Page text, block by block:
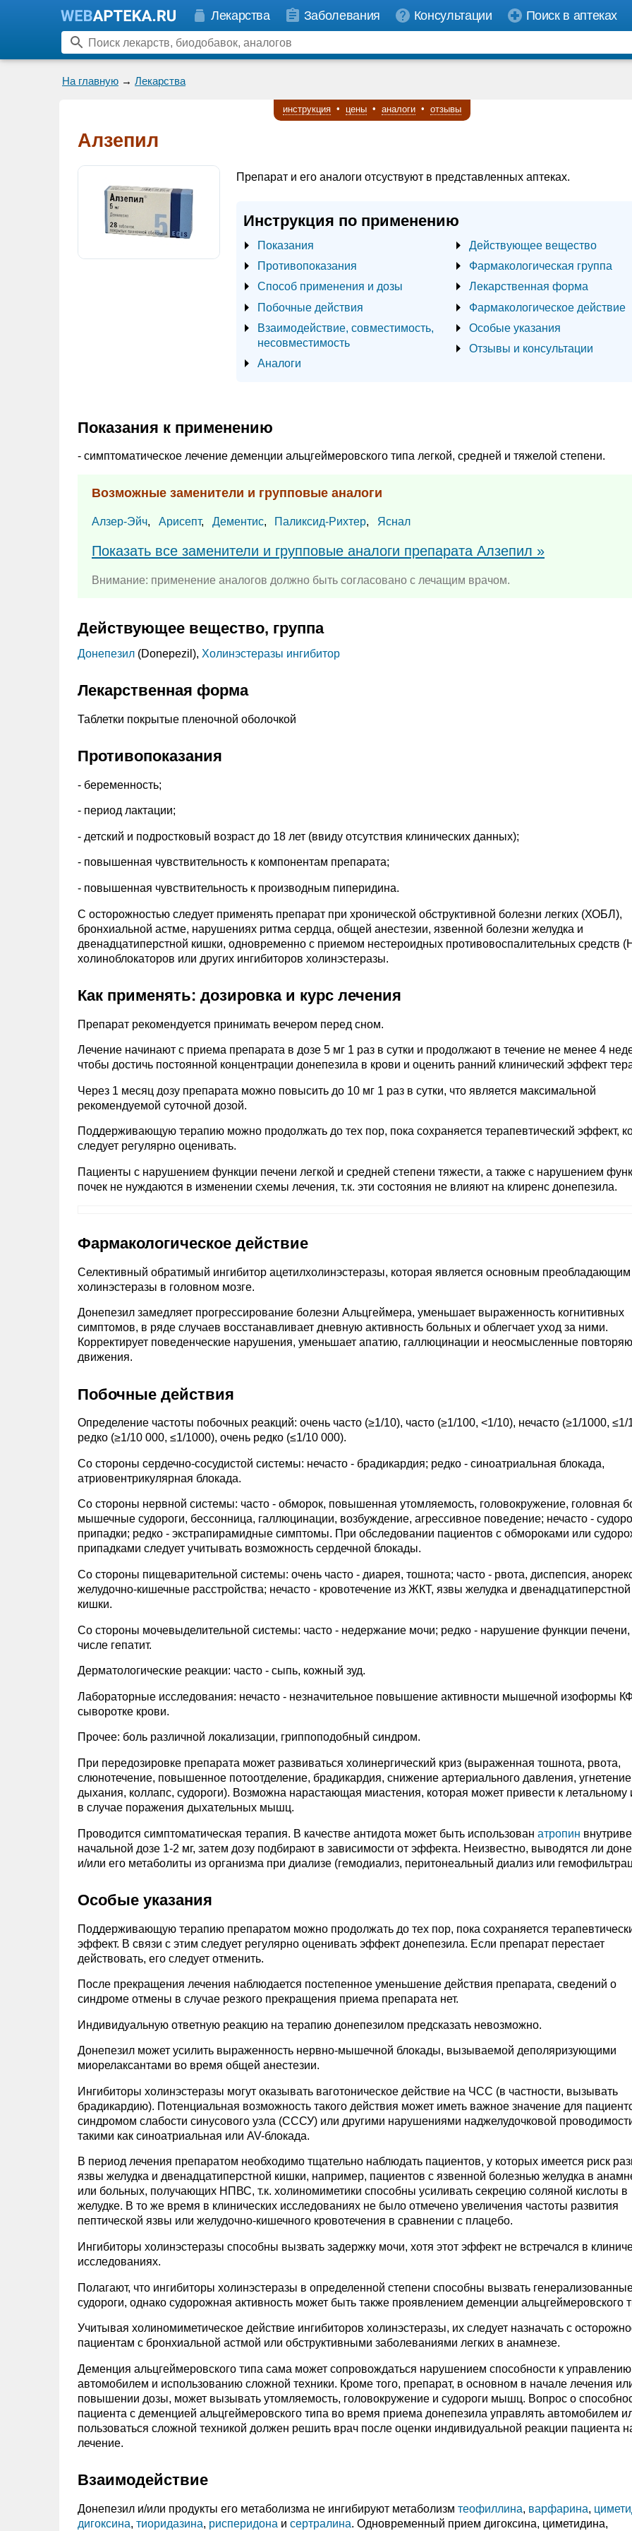
Лекарства Заболевания Консультации Поиск в аптеках
На главную → Лекарства
инструкция • цены • аналоги • отзывы
Алзепил
Препарат и его аналоги отсуствуют в представленных аптеках.
Инструкция по применению
Показания
Противопоказания
Способ применения и дозы
Побочные действия
Взаимодействие, совместимость,
несовместимость
Аналоги
Действующее вещество
Фармакологическая группа
Лекарственная форма
Фармакологическое действие
Особые указания
Отзывы и консультации
Показания к применению
- симптоматическое лечение деменции альцгеймеровского типа легкой, средней и тяжелой степени.
Возможные заменители и групповые аналоги
Алзер-Эйч, Арисепт, Дементис, Паликсид-Рихтер, Яснал
Показать все заменители и групповые аналоги препарата Алзепил »
Внимание: применение аналогов должно быть согласовано с лечащим врачом.
Действующее вещество, группа
Донепезил (Donepezil), Холинэстеразы ингибитор
Лекарственная форма
Таблетки покрытые пленочной оболочкой
Противопоказания
- беременность;
- период лактации;
- детский и подростковый возраст до 18 лет (ввиду отсутствия клинических данных);
- повышенная чувствительность к компонентам препарата;
- повышенная чувствительность к производным пиперидина.
С осторожностью следует применять препарат при хронической обструктивной болезни легких (ХОБЛ),
бронхиальной астме, нарушениях ритма сердца, общей анестезии, язвенной болезни желудка и
двенадцатиперстной кишки, одновременно с приемом нестероидных противовоспалительных средств
холиноблокаторов или других ингибиторов холинэстеразы.
Как применять: дозировка и курс лечения
Препарат рекомендуется принимать вечером перед сном.
Лечение начинают с приема препарата в дозе 5 мг 1 раз в сутки и продолжают в течение не менее 4
чтобы достичь постоянной концентрации донепезила в крови и оценить ранний клинический эффект
Через 1 месяц дозу препарата можно повысить до 10 мг 1 раз в сутки, что является максимальной
рекомендуемой суточной дозой.
Поддерживающую терапию можно продолжать до тех пор, пока сохраняется терапевтический эффект,
следует регулярно оценивать.
Пациенты с нарушением функции печени легкой и средней степени тяжести, а также с нарушением
почек не нуждаются в изменении схемы лечения, т.к. эти состояния не влияют на клиренс донепезила.
Фармакологическое действие
Селективный обратимый ингибитор ацетилхолинэстеразы, которая является основным
холинэстеразы в головном мозге.
Донепезил замедляет прогрессирование болезни Альцгеймера, уменьшает выраженность когнитивных
симптомов, в ряде случаев восстанавливает дневную активность больных и облегчает уход за ними.
Корректирует поведенческие нарушения, уменьшает апатию, галлюцинации и неосмысленные
движения.
Побочные действия
Определение частоты побочных реакций: очень часто (≥1/10), часто (≥1/100, <1/10), нечасто (≥1/1000, ≤1/
редко (≥1/10 000, ≤1/1000), очень редко (≤1/10 000).
Со стороны сердечно-сосудистой системы: нечасто - брадикардия; редко - синоатриальная блокада,
атриовентрикулярная блокада.
Со стороны нервной системы: часто - обморок, повышенная утомляемость, головокружение, головная
мышечные судороги, бессонница, галлюцинации, возбуждение, агрессивное поведение; нечасто -
припадки; редко - экстрапирамидные симптомы. При обследовании пациентов с обмороками или
припадками следует учитывать возможность сердечной блокады.
Со стороны пищеварительной системы: очень часто - диарея, тошнота; часто - рвота, диспепсия,
желудочно-кишечные расстройства; нечасто - кровотечение из ЖКТ, язвы желудка и двенадцатиперстной
кишки.
Со стороны мочевыделительной системы: часто - недержание мочи; редко - нарушение функции печени,
числе гепатит.
Дерматологические реакции: часто - сыпь, кожный зуд.
Лабораторные исследования: нечасто - незначительное повышение активности мышечной изоформы
сыворотке крови.
Прочее: боль различной локализации, гриппоподобный синдром.
При передозировке препарата может развиваться холинергический криз (выраженная тошнота, рвота,
слюнотечение, повышенное потоотделение, брадикардия, снижение артериального давления, угнетение
дыхания, коллапс, судороги). Возможна нарастающая миастения, которая может привести к летальному
в случае поражения дыхательных мышц.
Проводится симптоматическая терапия. В качестве антидота может быть использован атропин
начальной дозе 1-2 мг, затем дозу подбирают в зависимости от эффекта. Неизвестно, выводятся ли
и/или его метаболиты из организма при диализе (гемодиализ, перитонеальный диализ или
Особые указания
Поддерживающую терапию препаратом можно продолжать до тех пор, пока сохраняется
эффект. В связи с этим следует регулярно оценивать эффект донепезила. Если препарат перестает
действовать, его следует отменить.
После прекращения лечения наблюдается постепенное уменьшение действия препарата, сведений о
синдроме отмены в случае резкого прекращения приема препарата нет.
Индивидуальную ответную реакцию на терапию донепезилом предсказать невозможно.
Донепезил может усилить выраженность нервно-мышечной блокады, вызываемой деполяризующими
миорелаксантами во время общей анестезии.
Ингибиторы холинэстеразы могут оказывать ваготоническое действие на ЧСС (в частности, вызывать
брадикардию). Потенциальная возможность такого действия может иметь важное значение для
синдромом слабости синусового узла (СССУ) или другими нарушениями наджелудочковой
такими как синоатриальная или AV-блокада.
В период лечения препаратом необходимо тщательно наблюдать пациентов, у которых имеется риск
язвы желудка и двенадцатиперстной кишки, например, пациентов с язвенной болезнью желудка в
или больных, получающих НПВС, т.к. холиномиметики способны усиливать секрецию соляной кислоты в
желудке. В то же время в клинических исследованиях не было отмечено увеличения частоты развития
пептической язвы или желудочно-кишечного кровотечения в сравнении с плацебо.
Ингибиторы холинэстеразы способны вызвать задержку мочи, хотя этот эффект не встречался в
исследованиях.
Полагают, что ингибиторы холинэстеразы в определенной степени способны вызвать
судороги, однако судорожная активность может быть также проявлением деменции альцгеймеровского
Учитывая холиномиметическое действие ингибиторов холинэстеразы, их следует назначать с
пациентам с бронхиальной астмой или обструктивными заболеваниями легких в анамнезе.
Деменция альцгеймеровского типа сама может сопровождаться нарушением способности к управлению
автомобилем и использованию сложной техники. Кроме того, препарат, в основном в начале лечения
повышении дозы, может вызывать утомляемость, головокружение и судороги мышц. Вопрос о
пациента с деменцией альцгеймеровского типа во время приема донепезила управлять автомобилем
пользоваться сложной техникой должен решить врач после оценки индивидуальной реакции пациента
лечение.
Взаимодействие
Донепезил и/или продукты его метаболизма не ингибируют метаболизм теофиллина, варфарина,
дигоксина, тиоридазина, рисперидона и сертралина. Одновременный прием дигоксина, циметидина,